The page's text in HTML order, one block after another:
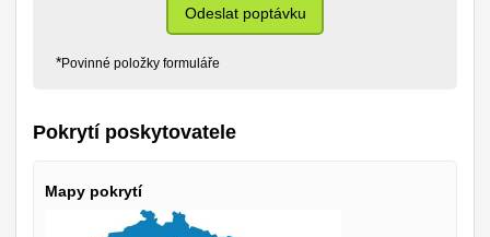
Pokrytí poskytovatele
Mapy pokrytí
Odeslat poptávku
*Povinné položky formuláře